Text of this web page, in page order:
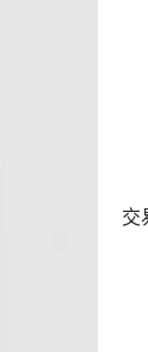
交